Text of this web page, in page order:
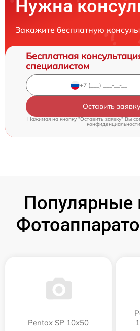
Нужна
Закажите бесплатную
Бесплатная
специалистом
Оставить
Нажимая на кнопку "Оставить заявку" Вы
конфиденциальности
Популярные
Pentax SP 10x50